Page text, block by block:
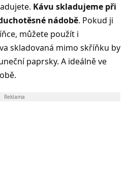
Kávu skladujeme při
nádobě. Pokud ji
můžete použít i
skladovaná mimo skříňku by
paprsky. A ideálně ve
Reklama